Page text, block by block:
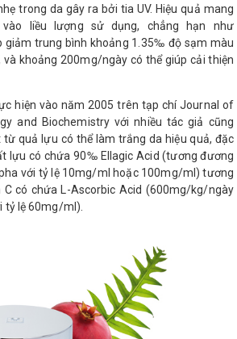
trong da gây ra bởi tia UV. Hiệu quả mang
liều lượng sử dụng, chẳng hạn như
giảm trung bình khoảng 1.35‰ độ sạm màu
và khoảng 200mg/ngày có thể giúp cải thiện
hiện vào năm 2005 trên tạp chí Journal of
and Biochemistry với nhiều tác giả cũng
quả lựu có thể làm trắng da hiệu quả, đặc
lựu có chứa 90‰ Ellagic Acid (tương đương
với tỷ lệ 10mg/ml hoặc 100mg/ml) tương
có chứa L-Ascorbic Acid (600mg/kg/ngày
tỷ lệ 60mg/ml).